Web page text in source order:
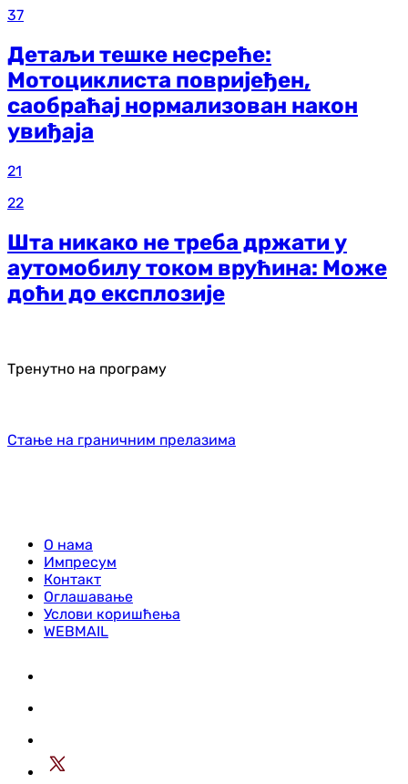
37
Детаљи тешке несреће:
Мотоциклиста повријеђен,
саобраћај нормализован након
увиђаја
21
22
Шта никако не треба држати у
аутомобилу током врућина: Може
доћи до експлозије
Тренутно на програму
Стање на граничним прелазима
О нама
Импресум
Контакт
Оглашавање
Услови коришћења
WEBMAIL